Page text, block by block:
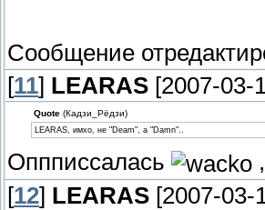
Сообщение
[11] LEARAS [2007-03-
Quote(Кадзи_Рёдзи)
LEARAS, имхо, не "Deam", а "Damn"..
Оппписсалась
[12] LEARAS [2007-03-